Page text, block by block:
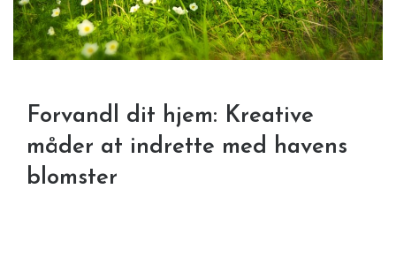
Forvandl dit hjem: Kreative
måder at indrette med havens
blomster